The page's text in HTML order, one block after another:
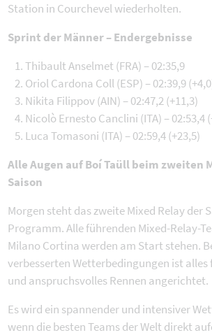
Station in Courchevel wiederholten.
Sprint der Männer – Endergebnisse
Thibault Anselmet (FRA) – 02:35,9
Oriol Cardona Coll (ESP) – 02:39,9
Nikita Filippov (AIN) – 02:47,2 (+11,3)
Nicolò Ernesto Canclini (ITA) – 02:53,4
Luca Tomasoni (ITA) – 02:59,4 (+23,5)
Alle Augen auf Boí Taüll beim zweiten
Saison
Morgen steht das zweite Mixed Relay der
Programm. Alle führenden Mixed-Relay-
Milano Cortina werden am Start stehen.
verbesserten Wetterbedingungen ist alles
und anspruchsvolles Rennen angerichtet.
Es wird ein spannender und intensiver
wenn die besten Teams der Welt direkt